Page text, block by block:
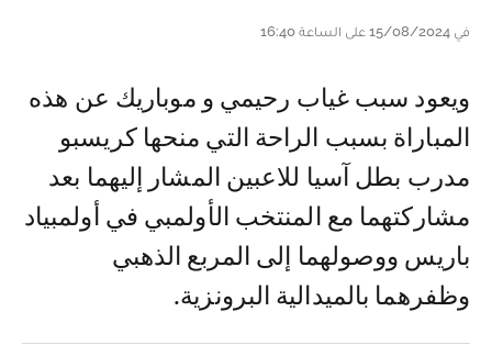
في 15/08/2024 على الساعة 16:40
ويعود سبب غياب رحيمي و موباريك عن هذه
المباراة بسبب الراحة التي منحها كريسبو
مدرب بطل آسيا للاعبين المشار إليهما بعد
مشاركتهما مع المنتخب الأولمبي في أولمبياد
باريس ووصولهما إلى المربع الذهبي
وظفرهما بالميدالية البرونزية.